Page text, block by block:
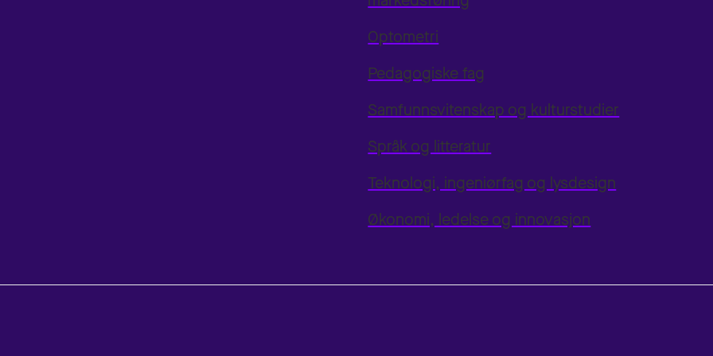
Optometri
Pedagogiske fag
Samfunnsvitenskap og kulturstudier
Språk og litteratur
Teknologi, ingeniørfag og lysdesign
Økonomi, ledelse og innovasjon